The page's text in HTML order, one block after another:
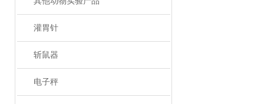
灌胃针
斩鼠器
电子秤